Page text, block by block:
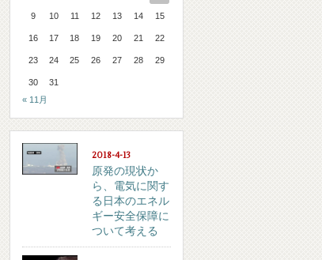
9 10 11 12 13 14 15
16 17 18 19 20 21 22
23 24 25 26 27 28 29
30
31
« 11月
2018-4-13
原発の現状か
ら、電気に関す
る日本のエネル
ギー安全保障に
ついて考える